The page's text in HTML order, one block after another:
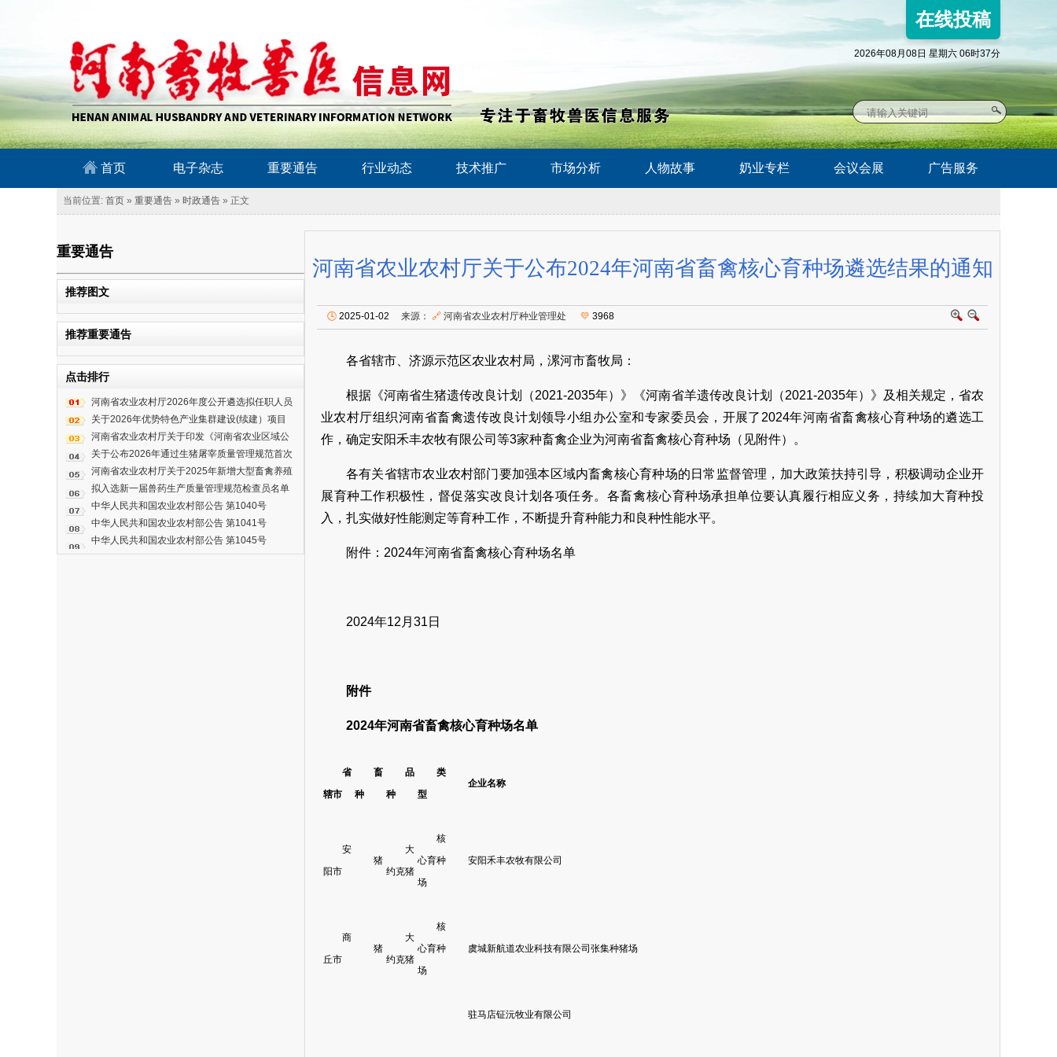
在线投稿
2026年08月08日 星期六 06时37分
首页 电子杂志 重要通告 行业动态 技术推广 市场分析 人物故事 奶业专栏 会议会展 广告服务
当前位置: 首页 » 重要通告 » 时政通告 » 正文
重要通告
推荐图文
推荐重要通告
点击排行
河南省农业农村厅2026年度公开遴选拟任职人员
公示公告
关于2026年优势特色产业集群建设(续建）项目
有关事宜的公示
河南省农业农村厅关于印发《河南省农业区域公
用品牌“豫农优品”商标及标识管理办法》的通知
关于公布2026年通过生猪屠宰质量管理规范首次
检查企业名单（第四批）的通知
河南省农业农村厅关于2025年新增大型畜禽养殖
场奖补的公示
拟入选新一届兽药生产质量管理规范检查员名单
公示
中华人民共和国农业农村部公告 第1040号
中华人民共和国农业农村部公告 第1041号
中华人民共和国农业农村部公告 第1045号
河南省农业农村厅关于公布2024年河南省畜禽核心育种场遴选结果的通知
🕓 2025-01-02 来源： 🔗 河南省农业农村厅种业管理处 💛 3968
各省辖市、济源示范区农业农村局，漯河市畜牧局：
根据《河南省生猪遗传改良计划（2021-2035年）》《河南省羊遗传改良计划（2021-2035年）》及相关规定，省农
业农村厅组织河南省畜禽遗传改良计划领导小组办公室和专家委员会，开展了2024年河南省畜禽核心育种场的遴选工
作，确定安阳禾丰农牧有限公司等3家种畜禽企业为河南省畜禽核心育种场（见附件）。
各有关省辖市农业农村部门要加强本区域内畜禽核心育种场的日常监督管理，加大政策扶持引导，积极调动企业开
展育种工作积极性，督促落实改良计划各项任务。各畜禽核心育种场承担单位要认真履行相应义务，持续加大育种投
入，扎实做好性能测定等育种工作，不断提升育种能力和良种性能水平。
附件：2024年河南省畜禽核心育种场名单
2024年12月31日
附件
2024年河南省畜禽核心育种场名单
省
辖市
畜
种
品
种
类
型
企业名称
安
阳市
猪
大
约克猪
核
心育种
场
安阳禾丰农牧有限公司
商
丘市
猪
大
约克猪
核
心育种
场
虞城新航道农业科技有限公司张集种猪场
驻马店钲沅牧业有限公司